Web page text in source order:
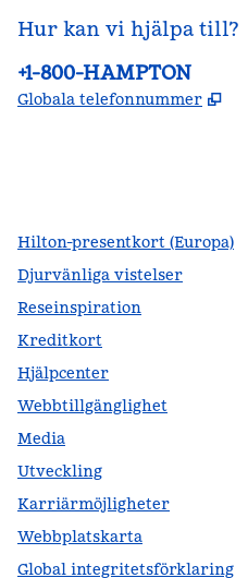
Hur kan vi hjälpa till?
Telefon:
+1-800-HAMPTON
Globala telefonnummer ,
Hilton-presentkort (Europa)
Djurvänliga vistelser
Reseinspiration
Kreditkort
Hjälpcenter
Webbtillgänglighet
Media
Utveckling
Karriärmöjligheter
Webbplatskarta
Global integritetsförklaring